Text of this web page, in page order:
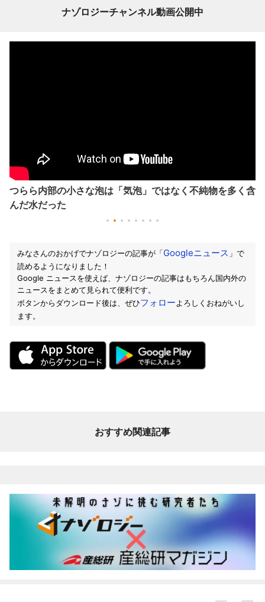
ナゾロジーチャンネル動画公開中
つらら内部の小さな泡は「気泡」ではなく不純物を多く含
んだ水だった
みなさんのおかげでナゾロジーの記事が「Googleニュース 」で
読めるようになりました！
Google ニュースを使えば、ナゾロジーの記事はもちろん国内外の
ニュースをまとめて見られて便利です。
ボタンからダウンロード後は、ぜひフォローよろしくおねがいし
ます。
おすすめ関連記事